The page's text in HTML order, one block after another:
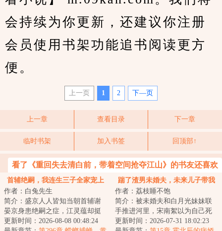
会持续为你更新，还建议你注册
会员使用书架功能追书阅读更方
便。
上一页 1 2 下—页
上一章 查看目录 下一章
临时书架 加入书签 回顶部↑
看了《重回失去清白前，带着空间抢夺江山》的书友还喜欢
看
首辅绝嗣，我连生三子全家宠上
天
作者：白兔先生
简介：盛京人人皆知当朝首辅谢
晏京身患绝嗣之症，江灵蕴却挺
着孕肚上找上门来，还说怀的是
更新时间：2026-08-08 00:48:24
踹了渣男未婚夫，未来儿子带我
改嫁豪门
作者：荔枝睡不饱
简介：被未婚夫和白月光妹妹联
手推进河里，宋南絮以为自己死
定了。醒来却发现床边坐着一个
更新时间：2026-07-31 18:02:23